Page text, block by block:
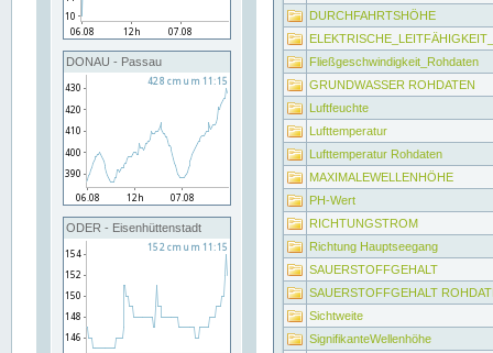
DONAU - Passau
ODER - Eisenhüttenstadt
DURCHFAHRTSHÖHE
Fließgeschwindigkeit_Rohdaten
GRUNDWASSER ROHDATEN
Luftfeuchte
Lufttemperatur
Lufttemperatur Rohdaten
MAXIMALEWELLENHÖHE
PH-Wert
RICHTUNGSTROM
Richtung Hauptseegang
SAUERSTOFFGEHALT
SAUERSTOFFGEHALT
Sichtweite
SignifikanteWellenhöhe